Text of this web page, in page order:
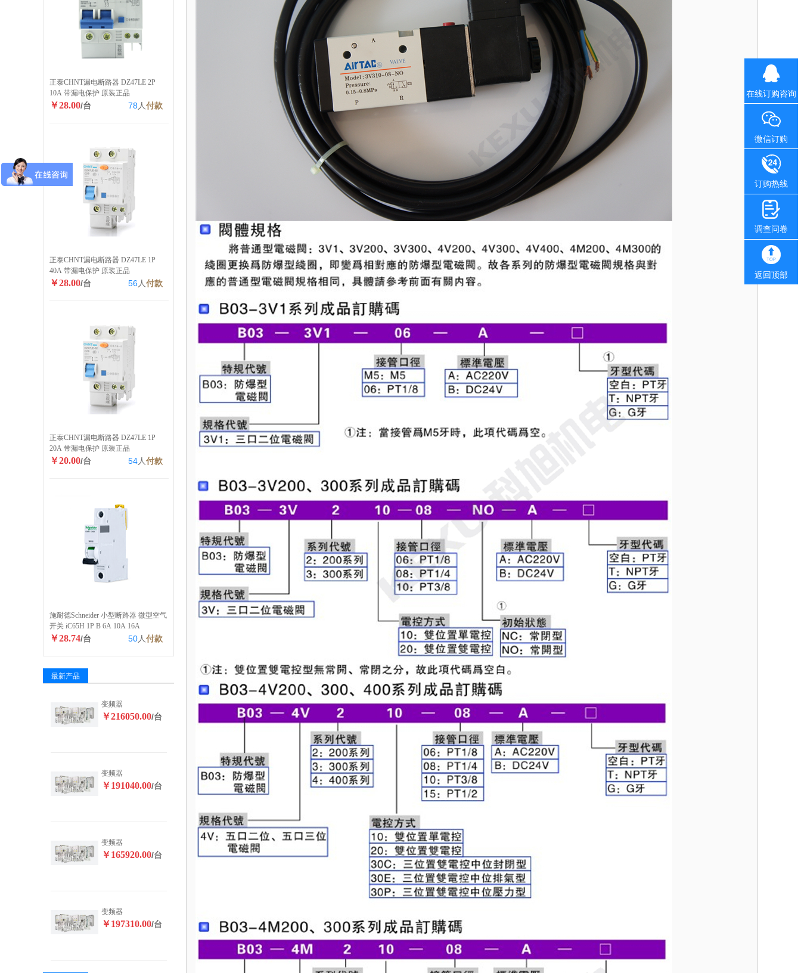
正泰CHNT漏电断路器 DZ47LE 2P
10A 带漏电保护 原装正品
￥28.00/台 78 人付款
正泰CHNT漏电断路器 DZ47LE 1P
40A 带漏电保护 原装正品
￥28.00/台 56人付款
正泰CHNT漏电断路器 DZ47LE 1P
20A 带漏电保护 原装正品
￥20.00/台 54人付款
施耐德Schneider 小型断路器 微型空气
开关 iC65H 1P B 6A 10A 16A
￥28.74/台 50人付款
最新产品
变频器
￥216050.00/台
变频器
￥191040.00/台
变频器
￥165920.00/台
变频器
￥197310.00/台
在线订购咨询
微信订购
订购热线
调查问卷
返回顶部